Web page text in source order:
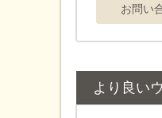
より良い